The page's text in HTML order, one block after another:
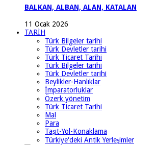
BALKAN, ALBAN, ALAN, KATALAN
11 Ocak 2026
TARİH
Türk Bilgeler tarihi
Türk Devletler tarihi
Türk Ticaret Tarihi
Türk Bilgeler tarihi
Türk Devletler tarihi
Beylikler-Hanlıklar
İmparatorluklar
Özerk yönetim
Türk Ticaret Tarihi
Mal
Para
Taşıt-Yol-Konaklama
Türkiye'deki Antik Yerleşimler